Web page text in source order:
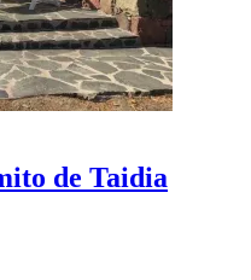
de Taidia